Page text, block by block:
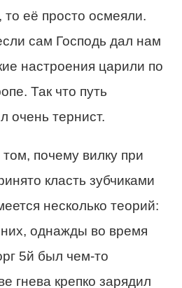
то её просто осмеяли.
сам Господь дал нам
настроения царили по
Так что путь
очень тернист.
почему вилку при
класть зубчиками
несколько теорий:
однажды во время
5й был чем-то
гнева крепко зарядил